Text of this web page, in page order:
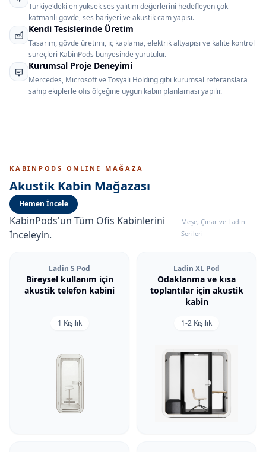
Türkiye'deki en yüksek ses yalıtım değerlerini hedefleyen çok
katmanlı gövde, ses bariyeri ve akustik cam yapısı.
Kendi Tesislerinde Üretim
Tasarım, gövde üretimi, iç kaplama, elektrik altyapısı ve kalite kontrol
süreçleri KabinPods bünyesinde yürütülür.
Kurumsal Proje Deneyimi
Mercedes, Microsoft ve Tosyalı Holding gibi kurumsal referanslara
sahip ekiplerle ofis ölçeğine uygun kabin planlaması yapılır.
KABINPODS ONLINE MAĞAZA
Akustik Kabin Mağazası
Hemen İncele
KabinPods'un Tüm Ofis Kabinlerini
İnceleyin.
Meşe, Çınar ve Ladin
Serileri
Ladin S Pod
Bireysel kullanım için
akustik telefon kabini
1 Kişilik
Ladin XL Pod
Odaklanma ve kısa
toplantılar için akustik
kabin
1-2 Kişilik